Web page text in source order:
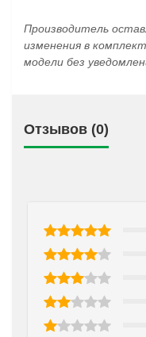
Производитель
изменения в
модели без
Отзывов (0)